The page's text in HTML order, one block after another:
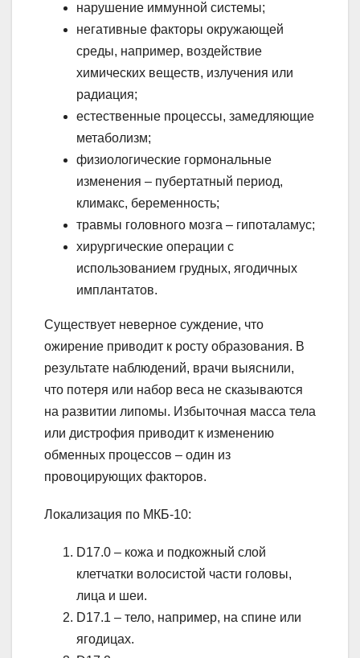
нарушение иммунной системы;
негативные факторы окружающей
среды, например, воздействие
химических веществ, излучения или
радиация;
естественные процессы, замедляющие
метаболизм;
физиологические гормональные
изменения – пубертатный период,
климакс, беременность;
травмы головного мозга – гипоталамус;
хирургические операции с
использованием грудных, ягодичных
имплантатов.
Существует неверное суждение, что
ожирение приводит к росту образования. В
результате наблюдений, врачи выяснили,
что потеря или набор веса не сказываются
на развитии липомы. Избыточная масса тела
или дистрофия приводит к изменению
обменных процессов – один из
провоцирующих факторов.
Локализация по МКБ-10:
D17.0 – кожа и подкожный слой
клетчатки волосистой части головы,
лица и шеи.
D17.1 – тело, например, на спине или
ягодицах.